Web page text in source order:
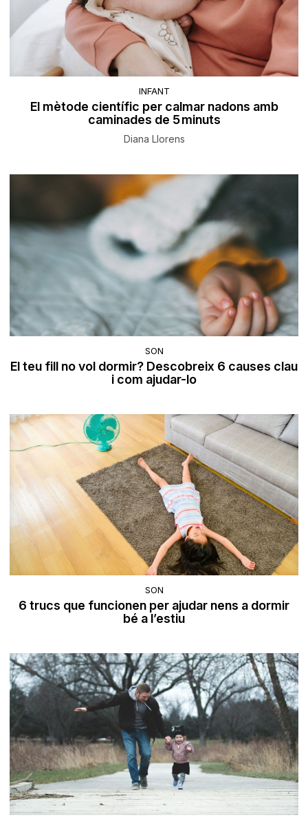
INFANT
El mètode científic per calmar nadons amb
caminades de 5 minuts
Diana Llorens
SON
El teu fill no vol dormir? Descobreix 6 causes clau
i com ajudar-lo
SON
6 trucs que funcionen per ajudar nens a dormir
bé a l’estiu